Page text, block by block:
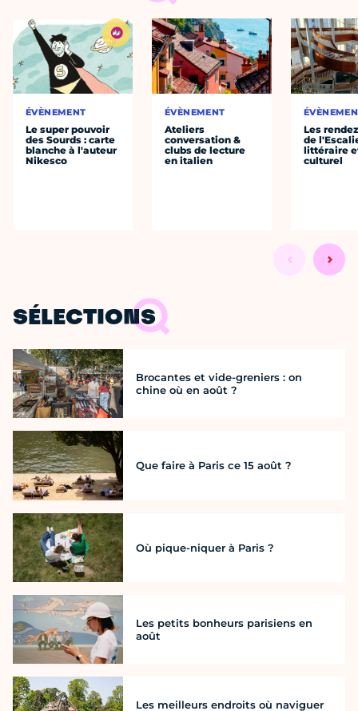
ÉVÈNEMENT
Le super pouvoir
des Sourds : carte
blanche à l'auteur
Nikesco
ÉVÈNEMENT
Ateliers
conversation &
clubs de lecture
en italien
Les
de
littéraire
culturel
SÉLECTIONS
Brocantes et vide-greniers : on
chine où en août ?
Que faire à Paris ce 15 août ?
Où pique-niquer à Paris ?
Les petits bonheurs parisiens en
août
Les meilleurs endroits où naviguer